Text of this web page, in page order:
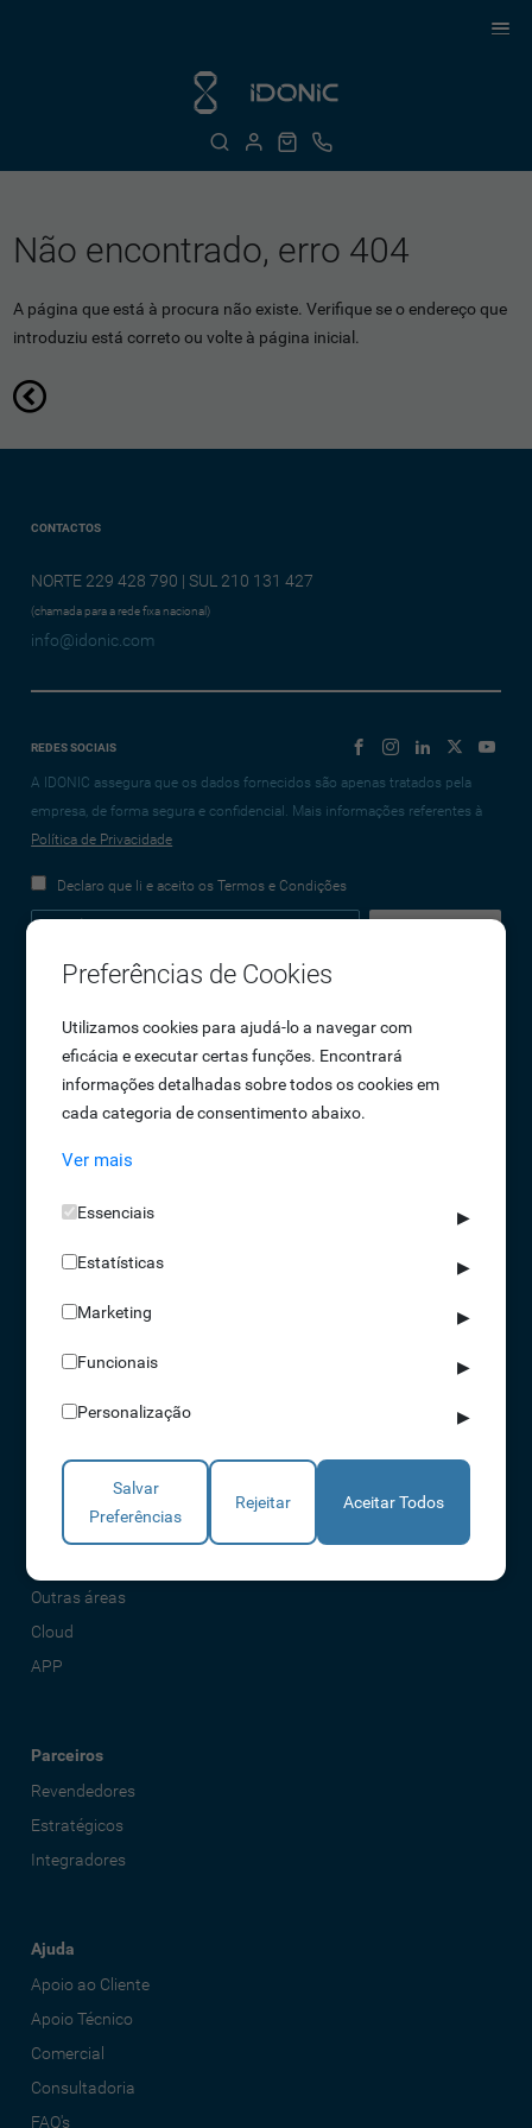
Não encontrado, erro 404
A página que está à procura não existe. Verifique se o endereço que
introduziu está correto ou volte à página inicial.
CONTACTOS
NORTE 229 428 790 | SUL 210 131 427
(chamada para a rede fixa nacional)
info@idonic.com
REDES SOCIAIS
A IDONIC assegura que os dados fornecidos são apenas tratados pela
empresa, de forma segura e confidencial. Mais informações referentes à
Política de Privacidade
Declaro que li e aceito os Termos e Condições
Empresa
Sobre Nós
Oportunidades de Emprego
Termos e Condições
Política de Privacidade
Livro de reclamações
Soluções
Acessos
Torniquetes
Parques Auto
Rondas e Serviços
Outras áreas
Cloud
APP
Parceiros
Revendedores
Estratégicos
Integradores
Ajuda
Apoio ao Cliente
Apoio Técnico
Comercial
Consultadoria
FAQ's
Preferências de Cookies
Utilizamos cookies para ajudá-lo a navegar com
eficácia e executar certas funções. Encontrará
informações detalhadas sobre todos os cookies em
cada categoria de consentimento abaixo.
Ver mais
Essenciais ▶
Estatísticas ▶
Marketing ▶
Funcionais ▶
Personalização ▶
Salvar
Preferências
Rejeitar Aceitar Todos